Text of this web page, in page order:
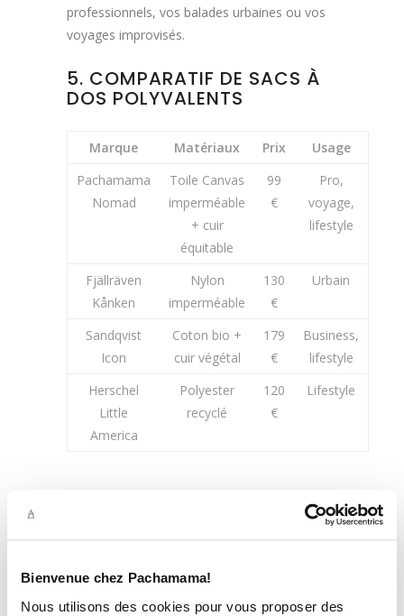
Bienvenue chez Pachamama!
Nous utilisons des cookies pour vous proposer des
professionnels, vos balades urbaines ou vos
voyages improvisés.
5. COMPARATIF DE SACS À
DOS POLYVALENTS
Marque Matériaux Prix
Usage
Pachamama
Nomad
Toile Canvas
imperméable
+ cuir
équitable
99
€
Pro,
voyage,
lifestyle
Fjällräven
Kånken
Nylon
imperméable
130
€
Urbain
Sandqvist
Icon
Coton bio +
cuir végétal
179
€
Business,
lifestyle
Herschel
Little
America
Polyester
recyclé
120
€
Lifestyle